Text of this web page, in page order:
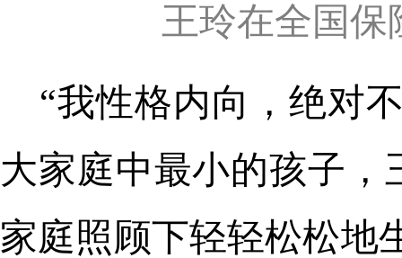
王玲在全国
“我性格内向，绝对
大家庭中最小的孩子
家庭照顾下轻轻松松地